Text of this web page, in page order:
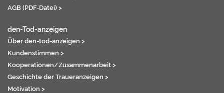
AGB (PDF-Datei) >
den-Tod-anzeigen
Über den-tod-anzeigen >
Kundenstimmen >
Kooperationen/Zusammenarbeit >
Geschichte der Traueranzeigen >
Motivation >